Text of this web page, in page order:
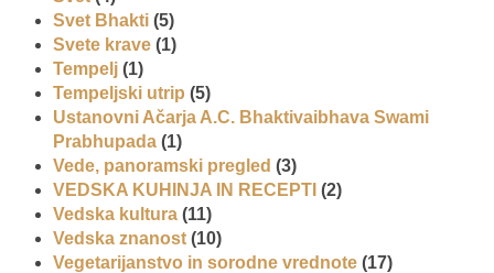
Svet Bhakti (5)
Svete krave (1)
Tempelj (1)
Tempeljski utrip (5)
Ustanovni Ačarja A.C. Bhaktivaibhava Swami
Prabhupada (1)
Vede, panoramski pregled (3)
VEDSKA KUHINJA IN RECEPTI (2)
Vedska kultura (11)
Vedska znanost (10)
Vegetarijanstvo in sorodne vrednote (17)